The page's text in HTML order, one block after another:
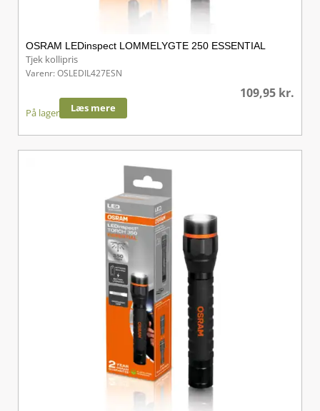
OSRAM LEDinspect LOMMELYGTE 250 ESSENTIAL
Tjek kollipris
Varenr: OSLEDIL427ESN
109,95 kr.
På lager Læs mere